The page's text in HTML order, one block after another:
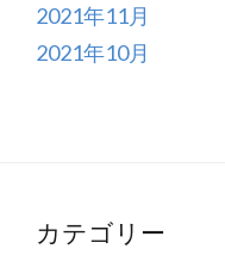
2021年11月
2021年10月
カテゴリー